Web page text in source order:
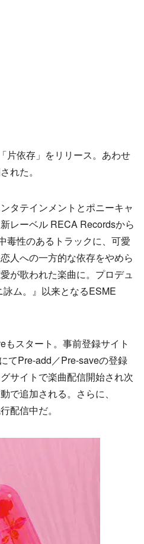
片依存」をリリース。あわせ
れた。
タテインメントとポニーキャ
レーベル RECA Recordsから
毒性のあるトラックに、可愛
人への一方的な依存をやめら
が歌われた楽曲に。プロデュ
ム。』以来となるESME
スタート。事前登録サイト
てPre-add／Pre-saveの登録
サイトで楽曲配信開始され次
で追加される。さらに、
配信中だ。